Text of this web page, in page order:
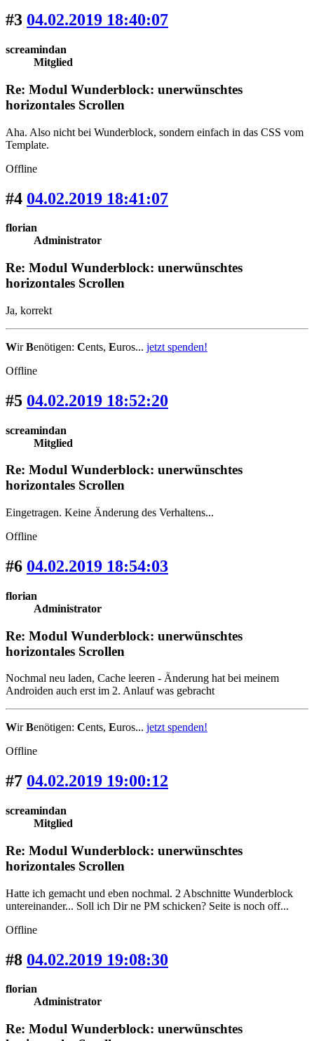
#3 04.02.2019 18:40:07
screamindan
Mitglied
Re: Modul Wunderblock: unerwünschtes
horizontales Scrollen
Aha. Also nicht bei Wunderblock, sondern einfach in das CSS vom
Template.
Offline
#4 04.02.2019 18:41:07
florian
Administrator
Re: Modul Wunderblock: unerwünschtes
horizontales Scrollen
Ja, korrekt
WirBenötigen: Cents, Euros... jetzt spenden!
Offline
#5 04.02.2019 18:52:20
screamindan
Mitglied
Re: Modul Wunderblock: unerwünschtes
horizontales Scrollen
Eingetragen. Keine Änderung des Verhaltens...
Offline
#6 04.02.2019 18:54:03
florian
Administrator
Re: Modul Wunderblock: unerwünschtes
horizontales Scrollen
Nochmal neu laden, Cache leeren - Änderung hat bei meinem
Androiden auch erst im 2. Anlauf was gebracht
WirBenötigen: Cents, Euros... jetzt spenden!
Offline
#7 04.02.2019 19:00:12
screamindan
Mitglied
Re: Modul Wunderblock: unerwünschtes
horizontales Scrollen
Hatte ich gemacht und eben nochmal. 2 Abschnitte Wunderblock
untereinander... Soll ich Dir ne PM schicken? Seite is noch off...
Offline
#8 04.02.2019 19:08:30
florian
Administrator
Re: Modul Wunderblock: unerwünschtes